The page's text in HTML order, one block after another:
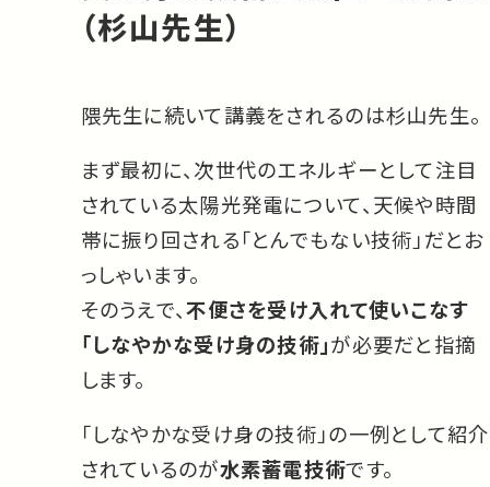
（杉山先生）
隈先生に続いて講義をされるのは杉山先生。
まず最初に、次世代のエネルギーとして注目
されている太陽光発電について、天候や時間
帯に振り回される「とんでもない技術」だとお
っしゃいます。
そのうえで、不便さを受け入れて使いこなす
「しなやかな受け身の技術」が必要だと指摘
します。
「しなやかな受け身の技術」の一例として紹介
されているのが水素蓄電技術です。